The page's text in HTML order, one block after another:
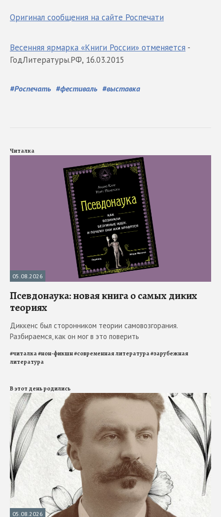
Оригинал сообщения на сайте Роспечати
Весенняя ярмарка «Книги России» отменяется -
ГодЛитературы.РФ, 16.03.2015
#Роспечать #фестиваль #выставка
Читалка
05.08.2026
Псевдонаука: новая книга о самых диких
теориях
Диккенс был сторонником теории самовозгорания.
Разбираемся, как он мог в это поверить
#читалка#нон-фикшн#современная литература#зарубежная
литература
В этот день родились
05.08.2026